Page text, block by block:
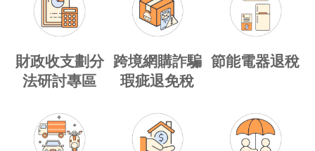
財政收支劃分
法研討專區
跨境網購詐騙
瑕疵退免稅
節能電器退稅